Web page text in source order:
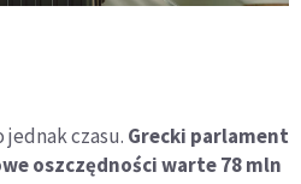
jednak czasu. Grecki parlament
oszczędności warte 78 mln